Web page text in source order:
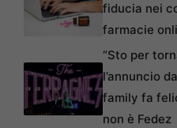
fiducia nei
farmacie
“Sto per
l’annuncio
family fa
non è Fedez